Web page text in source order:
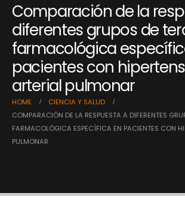
Comparación de la
diferentes grupos de
farmacológica
pacientes con
arterial pulmonar
HOME
CIENCIA Y SALUD
COMPARACIÓN DE LA RESPUESTA A DIFERENTES
FARMACOLÓGICA ESPECÍFICA EN PACIENTES CON
PULMONAR